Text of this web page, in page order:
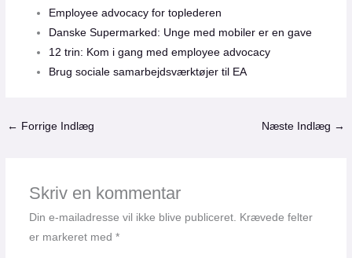
Employee advocacy for toplederen
Danske Supermarked: Unge med mobiler er en gave
12 trin: Kom i gang med employee advocacy
Brug sociale samarbejdsværktøjer til EA
← Forrige Indlæg Næste Indlæg →
Skriv en kommentar
Din e-mailadresse vil ikke blive publiceret. Krævede felter
er markeret med *